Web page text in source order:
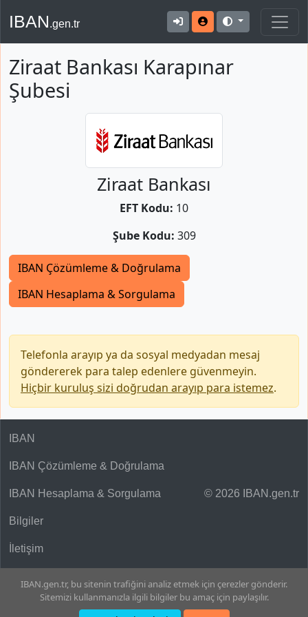
IBAN.gen.tr
Ziraat Bankası Karapınar
Şubesi
Ziraat Bankası
EFT Kodu: 10
Şube Kodu: 309
IBAN Çözümleme & Doğrulama
IBAN Hesaplama & Sorgulama
Telefonla arayıp ya da sosyal medyadan mesaj
göndererek para talep edenlere güvenmeyin.
Hiçbir kuruluş sizi doğrudan arayıp para istemez.
© 2026 IBAN.gen.tr
IBAN
IBAN Çözümleme & Doğrulama
IBAN Hesaplama & Sorgulama
Bilgiler
İletişim
IBAN.gen.tr, bu sitenin trafiğini analiz etmek için çerezler gönderir.
Sitemizi kullanmanızla ilgili bilgiler bu amaç için paylaşılır.